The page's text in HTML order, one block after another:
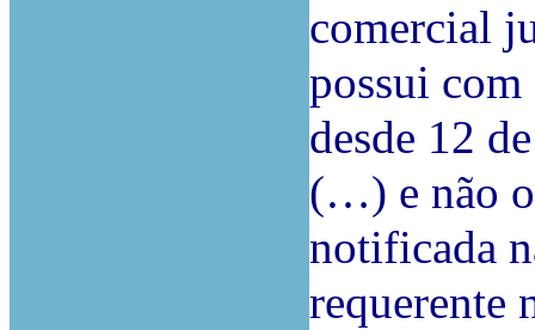
comercial
possui com
desde 12
(…) e não o
notificada
requerente